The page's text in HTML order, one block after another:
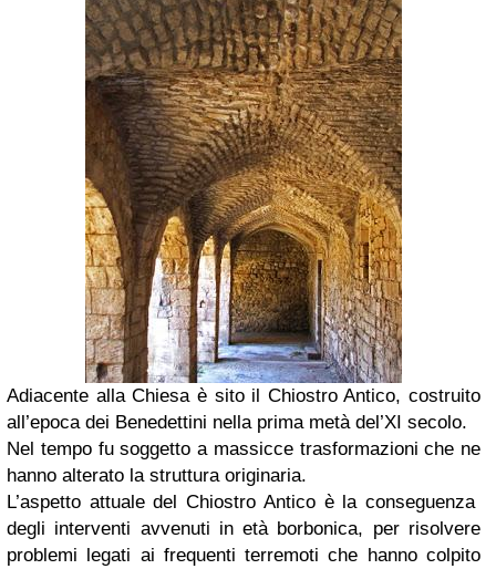
Adiacente alla Chiesa è sito il Chiostro Antico, costruito
all’epoca dei Benedettini nella prima metà del’XI secolo.
Nel tempo fu soggetto a massicce trasformazioni che ne
hanno alterato la struttura originaria.
L’aspetto attuale del Chiostro Antico è la conseguenza
degli interventi avvenuti in età borbonica, per risolvere
problemi legati ai frequenti terremoti che hanno colpito